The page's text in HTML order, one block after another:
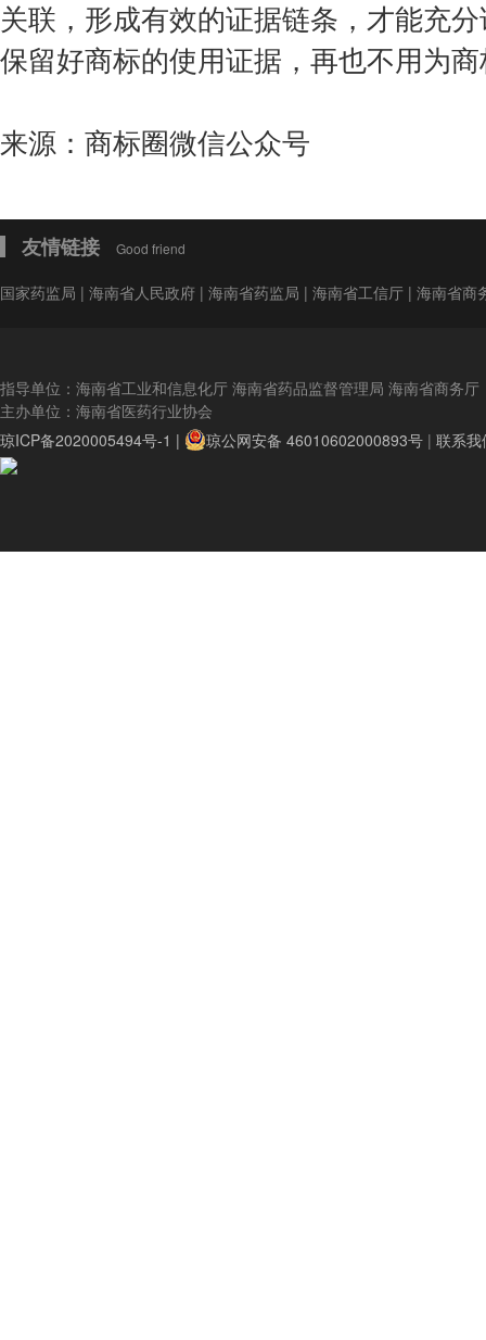
关联，形成有效的证据链条，才能充
保留好商标的使用证据，再也不用为
来源：商标圈微信公众号
友情链接 Good friend
国家药监局 | 海南省人民政府 | 海南省药监局 | 海南省工信厅 | 海南省商
指导单位：海南省工业和信息化厅 海南省药品监督管理局 海南省商务厅
主办单位：海南省医药行业协会
琼ICP备2020005494号-1 |
琼公网安备 46010602000893号 | 联系我